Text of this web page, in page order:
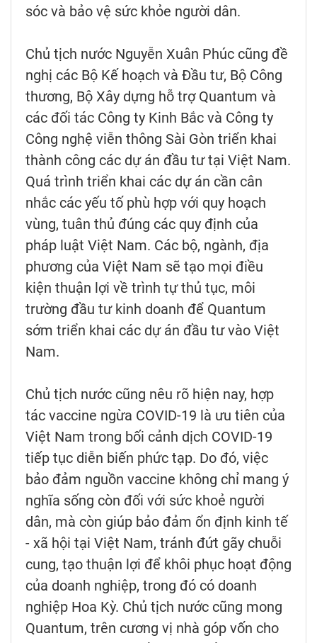
sóc và bảo vệ sức khỏe người dân.
Chủ tịch nước Nguyễn Xuân Phúc cũng đề
nghị các Bộ Kế hoạch và Đầu tư, Bộ Công
thương, Bộ Xây dựng hỗ trợ Quantum và
các đối tác Công ty Kinh Bắc và Công ty
Công nghệ viễn thông Sài Gòn triển khai
thành công các dự án đầu tư tại Việt Nam.
Quá trình triển khai các dự án cần cân
nhắc các yếu tố phù hợp với quy hoạch
vùng, tuân thủ đúng các quy định của
pháp luật Việt Nam. Các bộ, ngành, địa
phương của Việt Nam sẽ tạo mọi điều
kiện thuận lợi về trình tự thủ tục, môi
trường đầu tư kinh doanh để Quantum
sớm triển khai các dự án đầu tư vào Việt
Nam.
Chủ tịch nước cũng nêu rõ hiện nay, hợp
tác vaccine ngừa COVID-19 là ưu tiên của
Việt Nam trong bối cảnh dịch COVID-19
tiếp tục diễn biến phức tạp. Do đó, việc
bảo đảm nguồn vaccine không chỉ mang ý
nghĩa sống còn đối với sức khoẻ người
dân, mà còn giúp bảo đảm ổn định kinh tế
- xã hội tại Việt Nam, tránh đứt gãy chuỗi
cung, tạo thuận lợi để khôi phục hoạt động
của doanh nghiệp, trong đó có doanh
nghiệp Hoa Kỳ. Chủ tịch nước cũng mong
Quantum, trên cương vị nhà góp vốn cho